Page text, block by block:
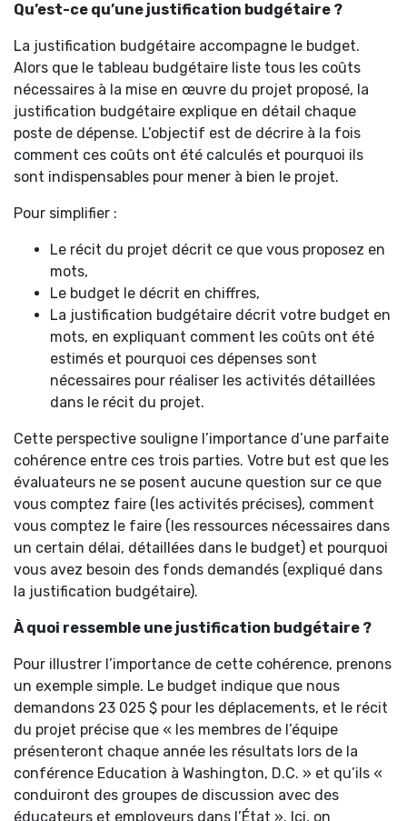
Qu’est-ce qu’une justification budgétaire ?
La justification budgétaire accompagne le budget.
Alors que le tableau budgétaire liste tous les coûts
nécessaires à la mise en œuvre du projet proposé, la
justification budgétaire explique en détail chaque
poste de dépense. L’objectif est de décrire à la fois
comment ces coûts ont été calculés et pourquoi ils
sont indispensables pour mener à bien le projet.
Pour simplifier :
Le récit du projet décrit ce que vous proposez en
mots,
Le budget le décrit en chiffres,
La justification budgétaire décrit votre budget en
mots, en expliquant comment les coûts ont été
estimés et pourquoi ces dépenses sont
nécessaires pour réaliser les activités détaillées
dans le récit du projet.
Cette perspective souligne l’importance d’une parfaite
cohérence entre ces trois parties. Votre but est que les
évaluateurs ne se posent aucune question sur ce que
vous comptez faire (les activités précises), comment
vous comptez le faire (les ressources nécessaires dans
un certain délai, détaillées dans le budget) et pourquoi
vous avez besoin des fonds demandés (expliqué dans
la justification budgétaire).
À quoi ressemble une justification budgétaire ?
Pour illustrer l’importance de cette cohérence, prenons
un exemple simple. Le budget indique que nous
demandons 23 025 $ pour les déplacements, et le récit
du projet précise que « les membres de l’équipe
présenteront chaque année les résultats lors de la
conférence Education à Washington, D.C. » et qu’ils «
conduiront des groupes de discussion avec des
éducateurs et employeurs dans l’État ». Ici, on